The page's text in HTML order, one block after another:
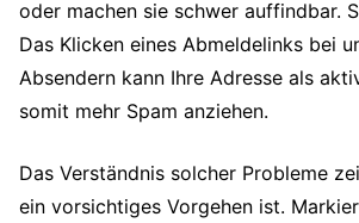
oder machen sie schwer auffindbar.
Das Klicken eines Abmeldelinks bei
Absendern kann Ihre Adresse als
somit mehr Spam anziehen.
Das Verständnis solcher Probleme
ein vorsichtiges Vorgehen ist.